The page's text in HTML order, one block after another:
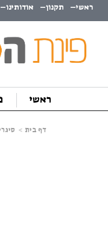
ראשי
ראשי תקנון אודותינו
דף בית